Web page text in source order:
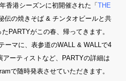
香港シーズンに初開催された「THE
伝の焼きそば & チンタオビールと共
PARTYがこの春、帰ってきます。
ーマに、表参道のWALL & WALLで4
アーティストなど、PARTYの詳細は
で随時発表させていただきます。